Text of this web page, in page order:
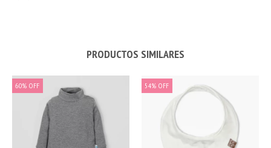
PRODUCTOS SIMILARES
60% OFF 54% OFF